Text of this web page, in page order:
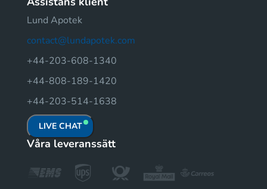
Lund Apotek
contact@lundapotek.com
+44-203-608-1340
+44-808-189-1420
+44-203-514-1638
LIVE CHAT
Våra leveranssätt